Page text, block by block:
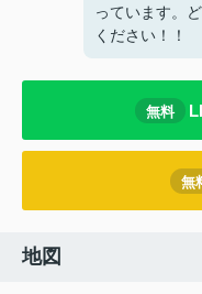
っています。
ください！！
無料
無
地図